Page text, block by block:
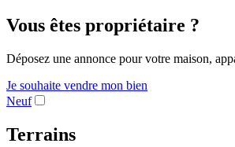
Vous êtes propriétaire ?
Déposez une annonce pour votre maison,
Je souhaite vendre mon bien
Neuf
Terrains